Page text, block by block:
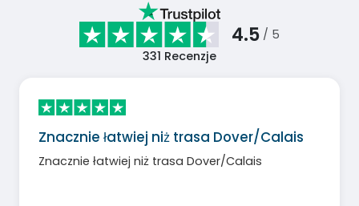
4.5 / 5
331 Recenzje
Znacznie łatwiej niż trasa Dover/Calais
Znacznie łatwiej niż trasa Dover/Calais